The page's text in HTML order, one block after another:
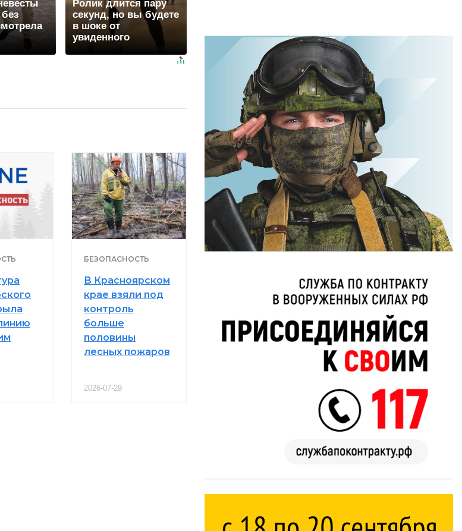
Ролик длится пару
секунд, но вы будете
в шоке от
увиденного
БЕЗОПАСНОСТЬ
В Красноярском
крае взяли под
контроль
больше
половины
лесных пожаров
2026-07-29